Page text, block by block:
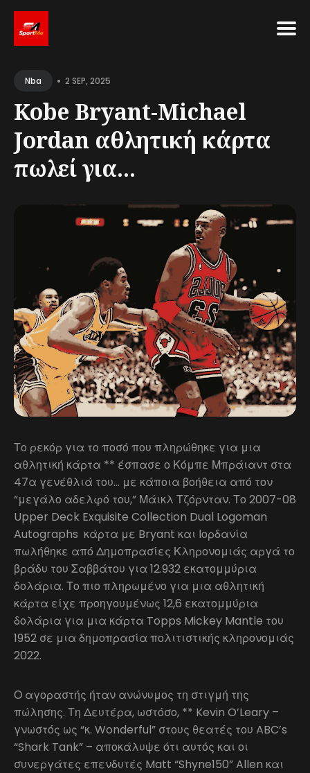
forNba • 2 SEP, 2025
Kobe Bryant-Michael
Jordan αθλητική κάρτα
πωλεί για...
Το ρεκόρ για το ποσό που πληρώθηκε για μια
αθλητική κάρτα ** έσπασε ο Κόμπε Μπράιαντ στα
47α γενέθλιά του… με κάποια βοήθεια από τον
“μεγάλο αδελφό του,” Μάικλ Τζόρνταν. Το 2007-08
Upper Deck Exquisite Collection Dual Logoman
Autographs κάρτα με Bryant και Ιορδανία
πωλήθηκε από Δημοπρασίες Κληρονομιάς αργά το
βράδυ του Σαββάτου για 12.932 εκατομμύρια
δολάρια. Το πιο πληρωμένο για μια αθλητική
κάρτα είχε προηγουμένως 12,6 εκατομμύρια
δολάρια για μια κάρτα Topps Mickey Mantle του
1952 σε μια δημοπρασία πολιτιστικής κληρονομιάς
2022.
Ο αγοραστής ήταν ανώνυμος τη στιγμή της
πώλησης. Τη Δευτέρα, ωστόσο, ** Kevin O’Leary –
γνωστός ως “κ. Wonderful” στους θεατές του ABC’s
“Shark Tank” – αποκάλυψε ότι αυτός και οι
συνεργάτες επενδυτές Matt “Shyne150” Allen και